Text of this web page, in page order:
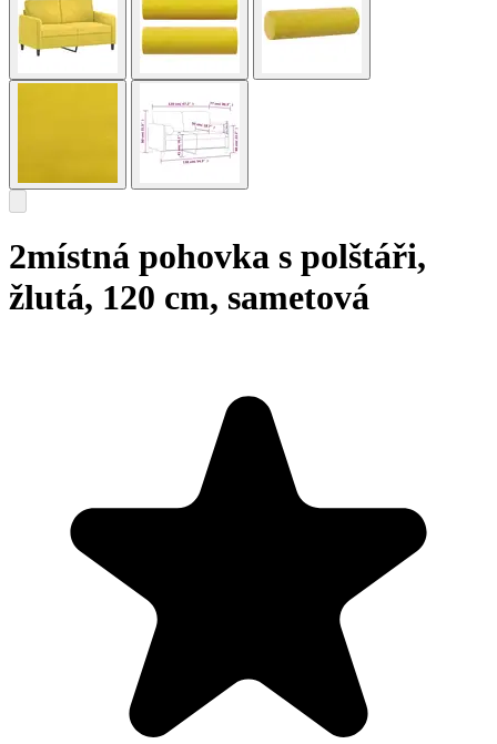
2místná pohovka s polštáři,
žlutá, 120 cm, sametová